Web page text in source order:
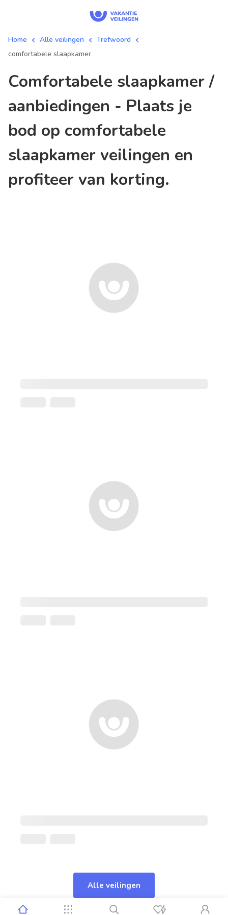
Home Alle veilingen
Trefwoord
comfortabele slaapkamer
comfortabele slaapkamer /
aanbiedingen - Plaats je
bod op comfortabele
slaapkamer veilingen en
profiteer van korting.
Alle veilingen